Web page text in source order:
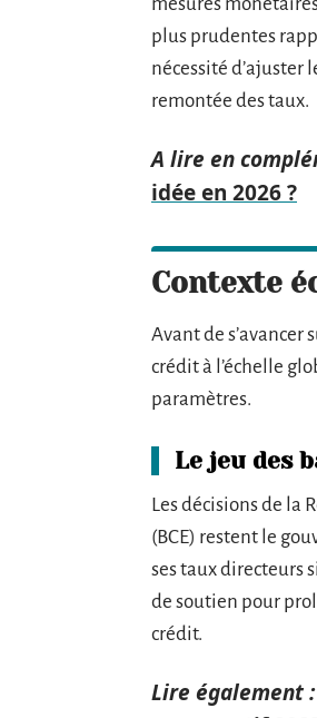
plus prudentes
nécessité d’ajuster
remontée des taux.
A lire en
idée en 2026 ?
Contexte
Avant de
crédit à l’échelle
paramètres.
Le jeu des
Les décisions de la
(BCE) restent le
ses taux directeurs
de soutien pour
crédit.
Lire également :